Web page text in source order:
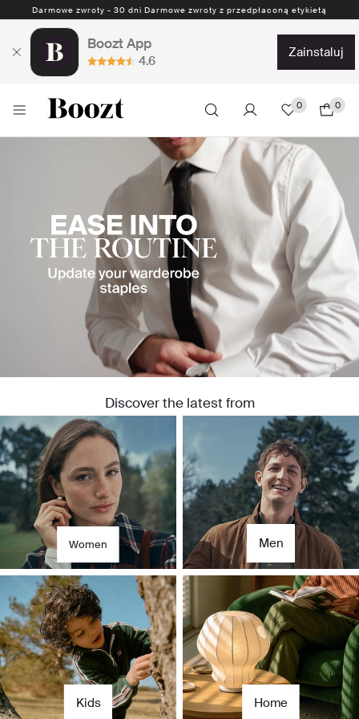
Boozt App
4.6
zainstaluj
0 0
Dla niej
Dla niego
Discover the latest from
Women Men
Kids Home